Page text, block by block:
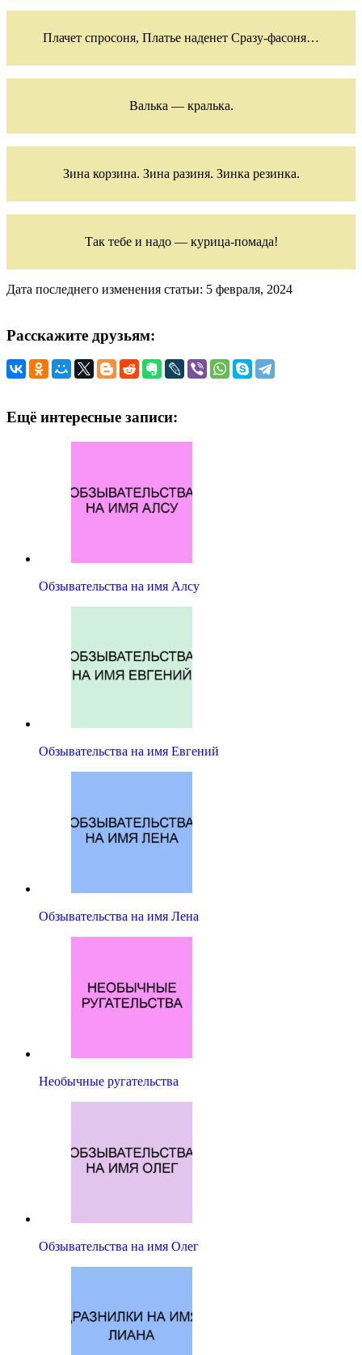
Плачет спросоня, Платье наденет Сразу-фасоня…
Валька — кралька.
Зина корзина. Зина разиня. Зинка резинка.
Так тебе и надо — курица-помада!
Дата последнего изменения статьи: 5 февраля, 2024
Расскажите друзьям:
Ещё интересные записи:
Обзывательства на имя Алсу
Обзывательства на имя Евгений
Обзывательства на имя Лена
Необычные ругательства
Обзывательства на имя Олег